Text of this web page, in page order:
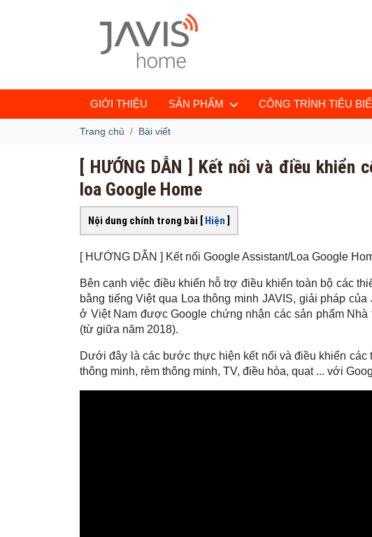
GIỚI THIỆU SẢN PHẨM CÔNG TRÌNH TIÊU
Trang chủ Bài viết
[ HƯỚNG DẪN ] Kết nối và điều khiển
loa Google Home
Nội dung chính trong bài [ Hiện ]
[ HƯỚNG DẪN ] Kết nối Google Assistant/Loa Google
Bên cạnh việc điều khiển hỗ trợ điều khiển toàn bộ các
bằng tiếng Việt qua Loa thông minh JAVIS, giải pháp
ở Việt Nam được Google chứng nhận các sản phẩm
(từ giữa năm 2018).
Dưới đây là các bước thực hiện kết nối và điều khiển các
thông minh, rèm thông minh, TV, điều hòa, quạt ... với